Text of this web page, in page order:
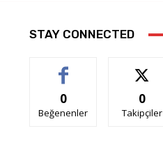
STAY CONNECTED
0
Beğenenler
0
Takipçiler